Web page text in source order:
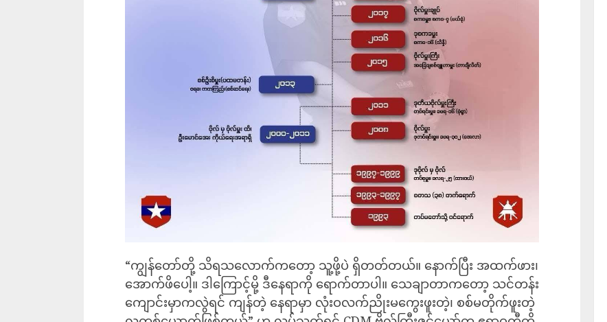
“ကျွန်တော်တို့ သိရသလောက်ကတော့ သူ့ဖို့ပဲ ရှိတတ်တယ်။ နောက်ပြီး အထက်ဖား၊
အောက်ဖိ‌ပေါ့။ ဒါကြောင့်မို့ ဒီနေရာကို ရောက်တာပါ။ သေချာတာကတော့ သင်တန်း
ကျောင်းမှာကလွဲရင် ကျန်တဲ့ နေရာမှာ လုံးဝလက်ညိုးမကွေးဖူးတဲ့၊ စစ်မတိုက်ဖူးတဲ့